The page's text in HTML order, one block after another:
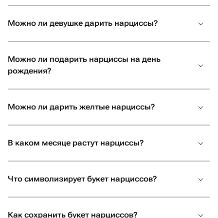
розовых тонов, что позволяет подобрать цветы в
чувства и пожелания благополучия. Эти цветы несут в
себе счастье, делая каждый день чуточку светлее.
Можно ли девушке дарить нарциссы?
Можно ли подарить нарциссы на день
рождения?
Можно ли дарить желтые нарциссы?
В каком месяце растут нарциссы?
Что символизирует букет нарциссов?
Как сохранить букет нарциссов?